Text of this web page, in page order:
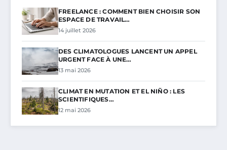
FREELANCE : COMMENT BIEN CHOISIR SON
ESPACE DE TRAVAIL…
14 juillet 2026
DES CLIMATOLOGUES LANCENT UN APPEL
URGENT FACE À UNE…
13 mai 2026
CLIMAT EN MUTATION ET EL NIÑO : LES
SCIENTIFIQUES…
12 mai 2026